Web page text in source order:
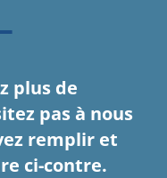
plus de
pas à nous
remplir et
ci-contre.